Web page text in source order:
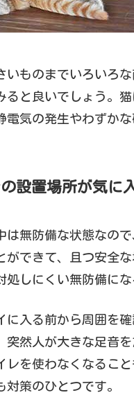
いものまでいろいろ
ると良いでしょう。
電気の発生やわずか
設置場所が気に
は無防備な状態なの
ができて、且つ安全
処しにくい無防備にな
に入る前から周囲を
突然人が大きな足音
レを使わなくなるこ
対策のひとつです。